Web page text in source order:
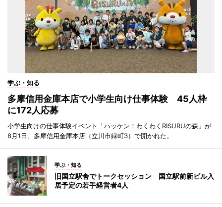
学ぶ・知る
多摩信用金庫本店で小学生向け仕事体験 45人枠
に172人応募
小学生向けの仕事体験イベント「ハッケン！わくわくRISURUの森」が
8月1日、多摩信用金庫本店（立川市緑町3）で開かれた。
学ぶ・知る
旧国立駅舎でトークセッション 国立駅前新ビル入
居予定の若手経営者4人